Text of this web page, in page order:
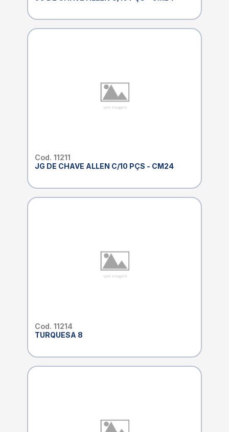
Cod. 11211
JG DE CHAVE ALLEN C/10 PÇS - CM24
Cod. 11214
TURQUESA 8